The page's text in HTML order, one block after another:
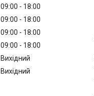
09:00
18:00
09:00
18:00
09:00
18:00
09:00
18:00
Вихідний
Вихідний